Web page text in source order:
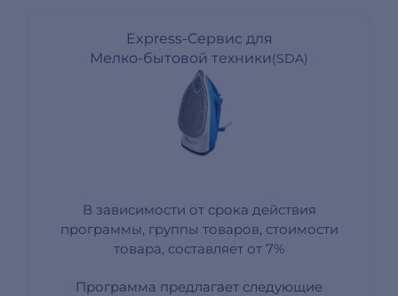
Express-Сервис для
Мелко-бытовой техники(SDA)
В зависимости от срока действия
программы, группы товаров, стоимости
товара, составляет от 7%
Программа предлагает следующие